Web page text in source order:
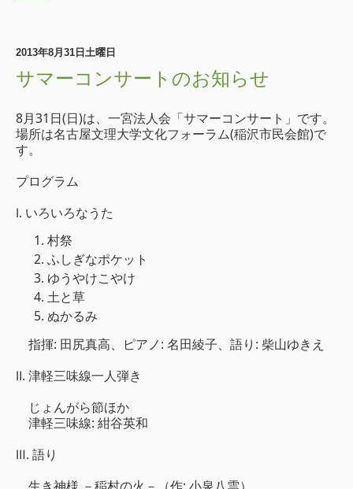
2013年8月31日土曜日
サマーコンサートのお知らせ
8月31日(日)は、一宮法人会「サマーコンサート」です。
場所は名古屋文理大学文化フォーラム(稲沢市民会館)で
す。
プログラム
Ⅰ. いろいろなうた
村祭
ふしぎなポケット
ゆうやけこやけ
土と草
ぬかるみ
指揮: 田尻真高、ピアノ: 名田綾子、語り: 柴山ゆきえ
Ⅱ. 津軽三味線一人弾き
じょんがら節ほか
津軽三味線: 紺谷英和
Ⅲ. 語り